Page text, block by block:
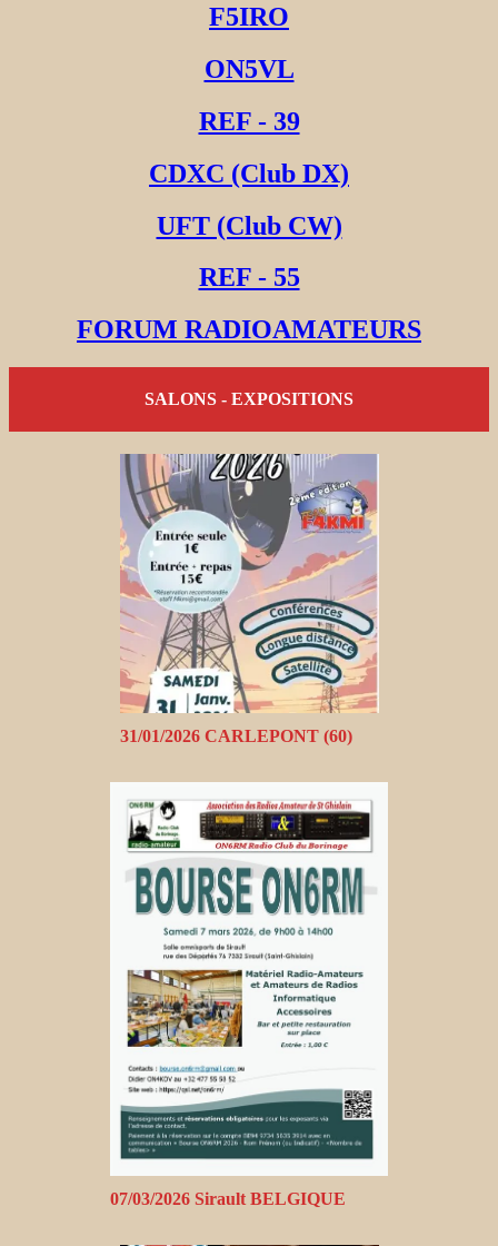
F5IRO
ON5VL
REF - 39
CDXC (Club DX)
UFT (Club CW)
REF - 55
FORUM RADIOAMATEURS
SALONS - EXPOSITIONS
31/01/2026 CARLEPONT (60)
07/03/2026 Sirault BELGIQUE